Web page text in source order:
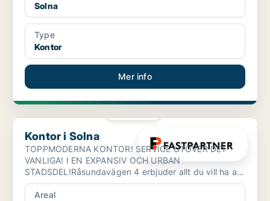
Solna
Type
Kontor
Mer info
Kontor i Solna
Kontor i Solna
TOPPMODERNA KONTOR! SERVICE UTÖVER DET
VANLIGA! I EN EXPANSIV OCH URBAN
STADSDEL!Råsundavägen 4 erbjuder allt du vill ha av
en riktigt bra arbetsplats: ett f...
Areal